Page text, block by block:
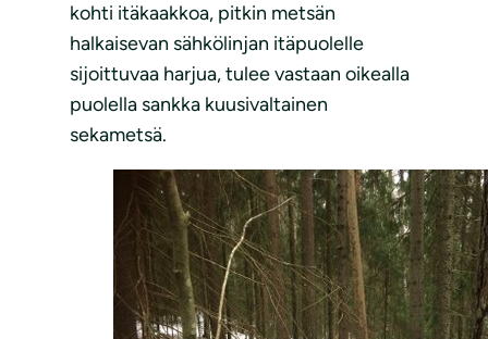
kohti itäkaakkoa, pitkin metsän
halkaisevan sähkölinjan itäpuolelle
sijoittuvaa harjua, tulee vastaan oikealla
puolella sankka kuusivaltainen
sekametsä.